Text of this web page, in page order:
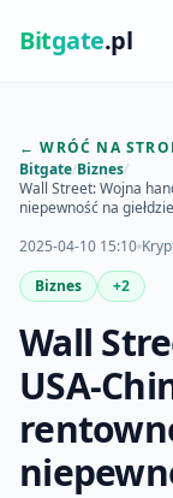
Bitgate.pl
← WRÓĆ NA
Bitgate/Biznes/
Wall Street: Wojna
niepewność na
2025-04-10 15:10
Biznes
+2
Wall
USA-